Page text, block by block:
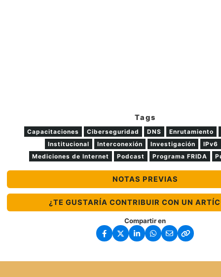
Tags
Capacitaciones Ciberseguridad DNS
Enrutamiento
Institucional
Interconexión Investigación
IPv6
Mediciones de Internet
Podcast Programa FRIDA
NOTAS PREVIAS
¿TE GUSTARÍA CONTRIBUIR CON UN
Compartir en